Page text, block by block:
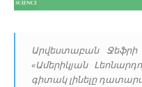
Արվեստաբան Ջեֆրի
«Ամերիկյան
գիտակ լինելը